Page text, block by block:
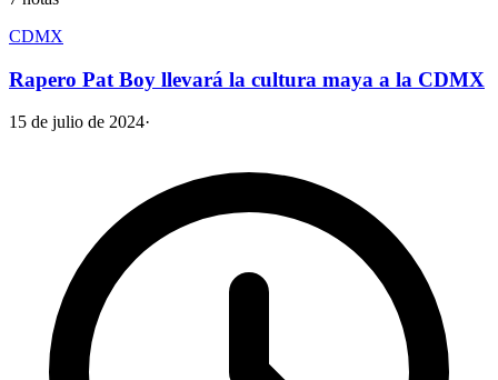
CDMX
Rapero Pat Boy llevará la cultura maya a la CDMX
15 de julio de 2024·